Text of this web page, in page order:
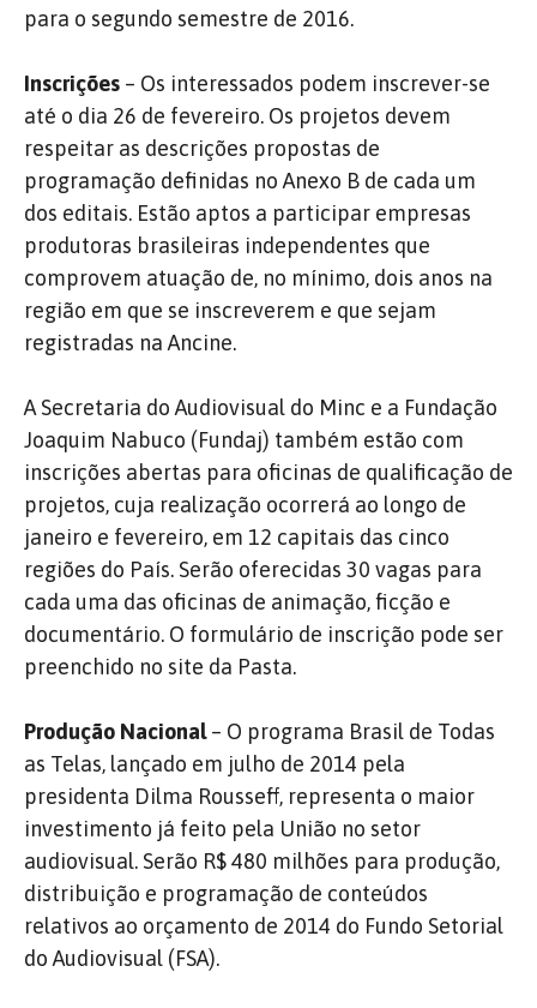
para o segundo semestre de 2016.
Inscrições – Os interessados podem inscrever-se
até o dia 26 de fevereiro. Os projetos devem
respeitar as descrições propostas de
programação definidas no Anexo B de cada um
dos editais. Estão aptos a participar empresas
produtoras brasileiras independentes que
comprovem atuação de, no mínimo, dois anos na
região em que se inscreverem e que sejam
registradas na Ancine.
A Secretaria do Audiovisual do Minc e a Fundação
Joaquim Nabuco (Fundaj) também estão com
inscrições abertas para oficinas de qualificação de
projetos, cuja realização ocorrerá ao longo de
janeiro e fevereiro, em 12 capitais das cinco
regiões do País. Serão oferecidas 30 vagas para
cada uma das oficinas de animação, ficção e
documentário. O formulário de inscrição pode ser
preenchido no site da Pasta.
Produção Nacional– O programa Brasil de Todas
as Telas, lançado em julho de 2014 pela
presidenta Dilma Rousseff, representa o maior
investimento já feito pela União no setor
audiovisual. Serão R$ 480 milhões para produção,
distribuição e programação de conteúdos
relativos ao orçamento de 2014 do Fundo Setorial
do Audiovisual (FSA).